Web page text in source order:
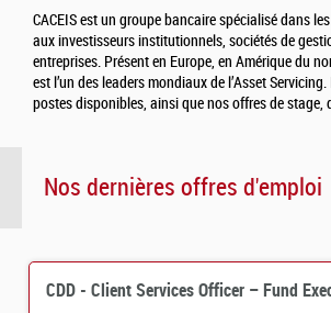
CACEIS est un groupe bancaire spécialisé dans
aux investisseurs institutionnels, sociétés de
entreprises. Présent en Europe, en Amérique du
est l’un des leaders mondiaux de l’Asset
postes disponibles, ainsi que nos offres de stage,
Nos dernières offres d'emploi